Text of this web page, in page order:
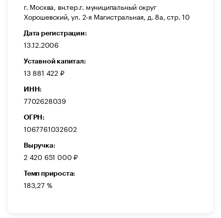
г. Москва, вн.тер.г. муниципальный округ
Хорошевский, ул. 2-я Магистральная, д. 8а, стр. 10
Дата регистрации:
13.12.2006
Уставной капитал:
13 881 422 ₽
ИНН:
7702628039
ОГРН:
1067761032602
Выручка:
2 420 651 000 ₽
Темп прироста:
183,27 %